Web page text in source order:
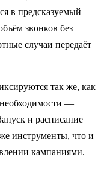
в предсказуемый
звонков без
случаи передаёт
так же, как
—
и расписание
инструменты, что и
кампаниями.